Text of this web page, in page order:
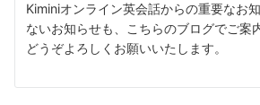
Kiminiオンライン英会話からの重要なお
ないお知らせも、こちらのブログでご案
どうぞよろしくお願いいたします。